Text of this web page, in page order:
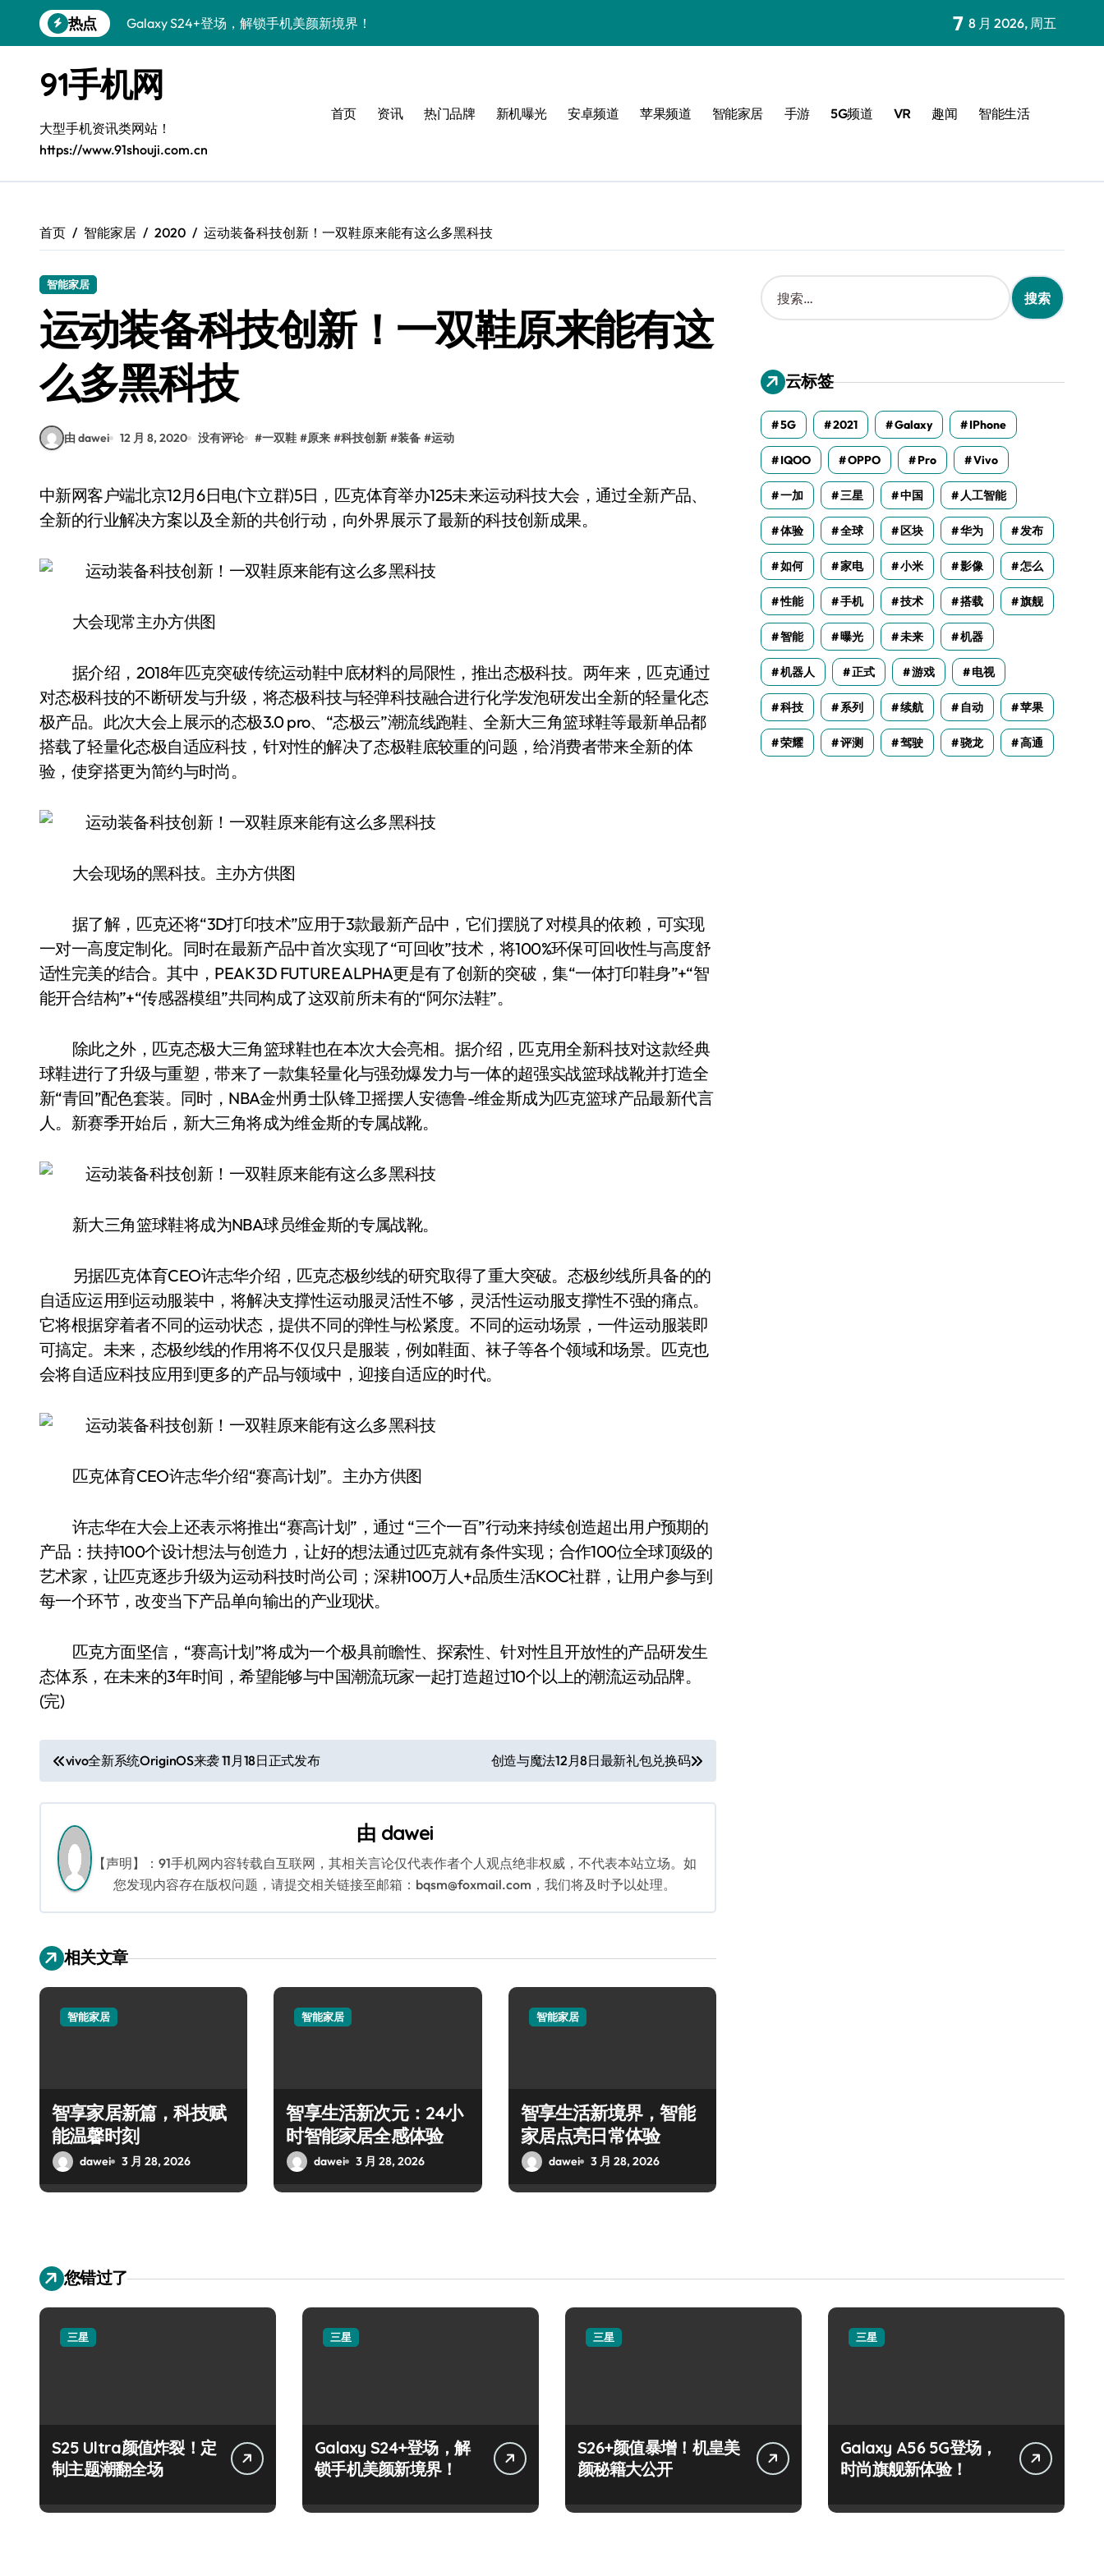
到
热点
Galaxy S24+登场，解锁手机美颜新境界！
Galaxy A56 5G登场，时尚旗舰新体验！
三星Galaxy S26美颜秘籍，一键打造专属风格！
S25美化秘籍：个性定制，炫酷随行！
Galaxy C55 5G焕新秘籍：潮流定制，玩转无限可能
Galaxy Z Flip6：折叠时尚，一瞬惊艳
S25 Ultra颜值炸裂！定制主题潮翻全场
7 8 月 2026, 周五
91手机网
大型手机资讯类网站！
https://www.91shouji.com.cn
首页 资讯 热门品牌 新机曝光 安卓频道 苹果频道 智能家居 手游 5G频道 VR 趣闻 智能生活
首页 智能家居 2020 运动装备科技创新！一双鞋原来能有这么多黑科技
智能家居
运动装备科技创新！一双鞋原来能有这
么多黑科技
由 dawei 12 月 8, 2020 没有评论 #一双鞋 #原来 #科技创新 #装备 #运动
中新网客户端北京12月6日电(卞立群)5日，匹克体育举办125未来运动科技大会，通过全新产品、
全新的行业解决方案以及全新的共创行动，向外界展示了最新的科技创新成果。
大会现常主办方供图
据介绍，2018年匹克突破传统运动鞋中底材料的局限性，推出态极科技。两年来，匹克通过
对态极科技的不断研发与升级，将态极科技与轻弹科技融合进行化学发泡研发出全新的轻量化态
极产品。此次大会上展示的态极3.0 pro、“态极云”潮流线跑鞋、全新大三角篮球鞋等最新单品都
搭载了轻量化态极自适应科技，针对性的解决了态极鞋底较重的问题，给消费者带来全新的体
验，使穿搭更为简约与时尚。
大会现场的黑科技。主办方供图
据了解，匹克还将“3D打印技术”应用于3款最新产品中，它们摆脱了对模具的依赖，可实现
一对一高度定制化。同时在最新产品中首次实现了“可回收”技术，将100%环保可回收性与高度舒
适性完美的结合。其中，PEAK 3D FUTURE ALPHA更是有了创新的突破，集“一体打印鞋身”+“智
能开合结构”+“传感器模组”共同构成了这双前所未有的“阿尔法鞋”。
除此之外，匹克态极大三角篮球鞋也在本次大会亮相。据介绍，匹克用全新科技对这款经典
球鞋进行了升级与重塑，带来了一款集轻量化与强劲爆发力与一体的超强实战篮球战靴并打造全
新“青回”配色套装。同时，NBA金州勇士队锋卫摇摆人安德鲁-维金斯成为匹克篮球产品最新代言
人。新赛季开始后，新大三角将成为维金斯的专属战靴。
新大三角篮球鞋将成为NBA球员维金斯的专属战靴。
另据匹克体育CEO许志华介绍，匹克态极纱线的研究取得了重大突破。态极纱线所具备的的
自适应运用到运动服装中，将解决支撑性运动服灵活性不够，灵活性运动服支撑性不强的痛点。
它将根据穿着者不同的运动状态，提供不同的弹性与松紧度。不同的运动场景，一件运动服装即
可搞定。未来，态极纱线的作用将不仅仅只是服装，例如鞋面、袜子等各个领域和场景。匹克也
会将自适应科技应用到更多的产品与领域中，迎接自适应的时代。
匹克体育CEO许志华介绍“赛高计划”。主办方供图
许志华在大会上还表示将推出“赛高计划”，通过 “三个一百”行动来持续创造超出用户预期的
产品：扶持100个设计想法与创造力，让好的想法通过匹克就有条件实现；合作100位全球顶级的
艺术家，让匹克逐步升级为运动科技时尚公司；深耕100万人+品质生活KOC社群，让用户参与到
每一个环节，改变当下产品单向输出的产业现状。
匹克方面坚信，“赛高计划”将成为一个极具前瞻性、探索性、针对性且开放性的产品研发生
态体系，在未来的3年时间，希望能够与中国潮流玩家一起打造超过10个以上的潮流运动品牌。
(完)
文
章
航
vivo全新系统OriginOS来袭 11月18日正式发布 创造与魔法12月8日最新礼包兑换码
由 dawei
【声明】：91手机网内容转载自互联网，其相关言论仅代表作者个人观点绝非权威，不代表本站立场。如
您发现内容存在版权问题，请提交相关链接至邮箱：bqsm@foxmail.com，我们将及时予以处理。
相关文章
智能家居
智享家居新篇，科技赋
能温馨时刻
dawei 3 月 28, 2026
智能家居
智享生活新次元：24小
时智能家居全感体验
dawei 3 月 28, 2026
智能家居
智享生活新境界，智能
家居点亮日常体验
dawei 3 月 28, 2026
搜
索
：
云标签
5G 2021 Galaxy IPhone
IQOO OPPO Pro Vivo
一加 三星 中国 人工智能
体验 全球 区块 华为 发布
如何 家电 小米 影像 怎么
性能 手机 技术 搭载 旗舰
智能 曝光 未来 机器
机器人 正式 游戏 电视
科技 系列 续航 自动 苹果
荣耀 评测 驾驶 骁龙 高通
您错过了
三星
S25 Ultra颜值炸裂！定
制主题潮翻全场
三星
Galaxy S24+登场，解
锁手机美颜新境界！
三星
S26+颜值暴增！机皇美
颜秘籍大公开
三星
Galaxy A56 5G登场，
时尚旗舰新体验！